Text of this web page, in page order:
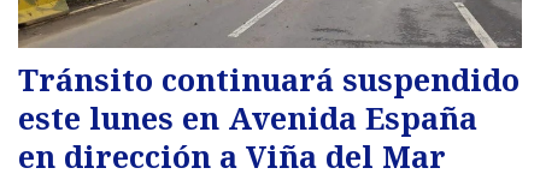
Tránsito continuará suspendido
este lunes en Avenida España
en dirección a Viña del Mar